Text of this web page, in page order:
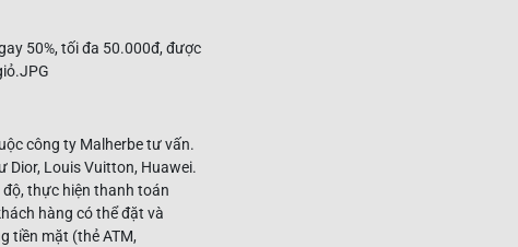
công ty Malherbe tư vấn.
Dior, Louis Vuitton, Huawei.
thực hiện thanh toán
hàng có thể đặt và
tiền mặt (thẻ ATM,